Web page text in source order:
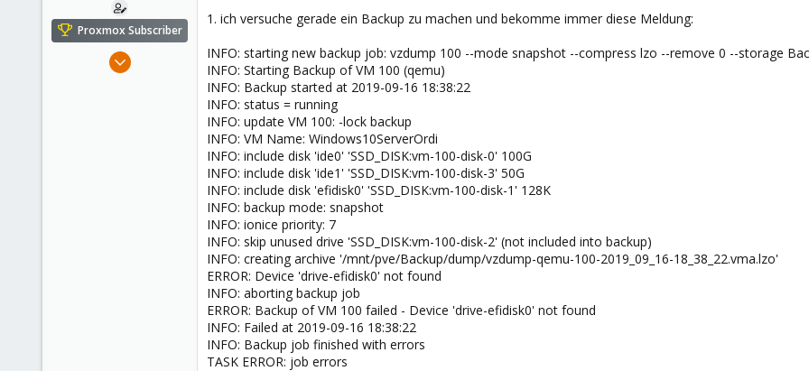
e
r
Proxmox Subscriber
Jan 31, 2019
1. ich versuche gerade ein Backup zu machen und bekomme immer diese Meldung:
INFO: starting new backup job: vzdump 100 --mode snapshot --compress lzo --remove 0 --storage
INFO: Starting Backup of VM 100 (qemu)
INFO: Backup started at 2019-09-16 18:38:22
INFO: status = running
INFO: update VM 100: -lock backup
INFO: VM Name: Windows10ServerOrdi
INFO: include disk 'ide0' 'SSD_DISK:vm-100-disk-0' 100G
INFO: include disk 'ide1' 'SSD_DISK:vm-100-disk-3' 50G
INFO: include disk 'efidisk0' 'SSD_DISK:vm-100-disk-1' 128K
INFO: backup mode: snapshot
INFO: ionice priority: 7
INFO: skip unused drive 'SSD_DISK:vm-100-disk-2' (not included into backup)
INFO: creating archive '/mnt/pve/Backup/dump/vzdump-qemu-100-2019_09_16-18_38_22.vma.lzo'
ERROR: Device 'drive-efidisk0' not found
INFO: aborting backup job
ERROR: Backup of VM 100 failed - Device 'drive-efidisk0' not found
INFO: Failed at 2019-09-16 18:38:22
INFO: Backup job finished with errors
TASK ERROR: job errors